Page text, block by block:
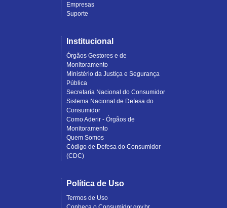
Empresas
Suporte
Institucional
Órgãos Gestores e de
Monitoramento
Ministério da Justiça e Segurança
Pública
Secretaria Nacional do Consumidor
Sistema Nacional de Defesa do
Consumidor
Como Aderir - Órgãos de
Monitoramento
Quem Somos
Código de Defesa do Consumidor
(CDC)
Política de Uso
Termos de Uso